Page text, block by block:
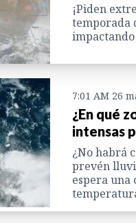
¡Piden
temporada
7:01 AM 26
¿En qué
intensas
¿No habrá
prevén
espera una